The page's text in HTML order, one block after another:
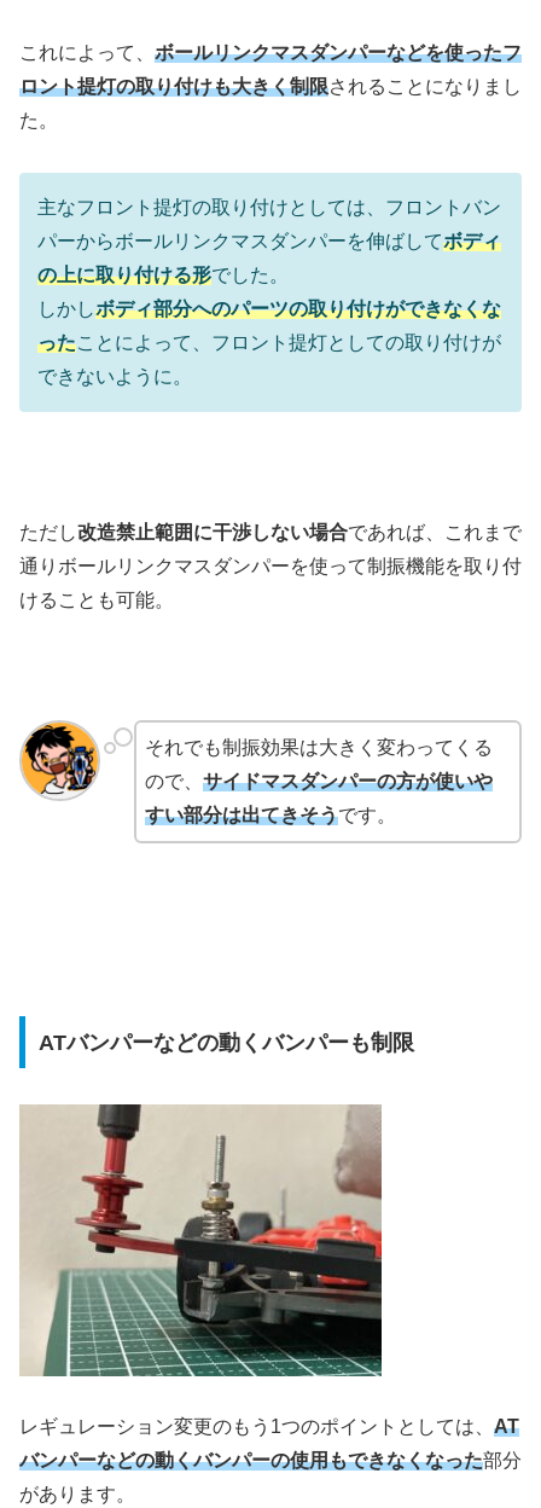
これによって、 ボールリンクマスダンパーなどを使ったフ
ロント提灯の取り付けも大きく制限されることになりまし
た。
主なフロント提灯の取り付けとしては、フロントバン
パーからボールリンクマスダンパーを伸ばしてボディ
の上に取り付ける形でした。
しかしボディ部分へのパーツの取り付けができなくな
ったことによって、フロント提灯としての取り付けが
できないように。
ただし改造禁止範囲に干渉しない場合であれば、これまで
通りボールリンクマスダンパーを使って制振機能を取り付
けることも可能。
それでも制振効果は大きく変わってくる
ので、 サイドマスダンパーの方が使いや
すい部分は出てきそうです。
ATバンパーなどの動くバンパーも制限
レギュレーション変更のもう1つのポイントとしては、 AT
バンパーなどの動くバンパーの使用もできなくなった部分
があります。